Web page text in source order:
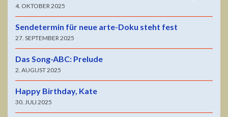
4. OKTOBER 2025
Sendetermin für neue arte-Doku steht fest
27. SEPTEMBER 2025
Das Song-ABC: Prelude
2. AUGUST 2025
Happy Birthday, Kate
30. JULI 2025